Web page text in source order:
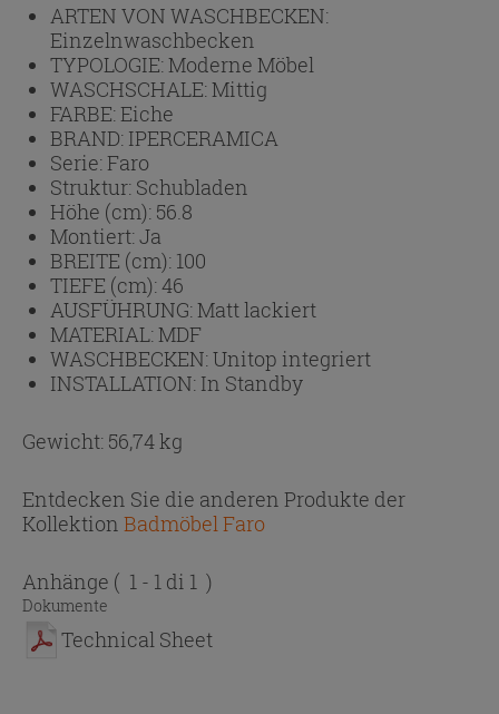
ARTEN VON WASCHBECKEN:
Einzelnwaschbecken
TYPOLOGIE:Moderne Möbel
WASCHSCHALE:Mittig
FARBE:Eiche
BRAND: IPERCERAMICA
Serie:Faro
Struktur: Schubladen
Höhe (cm): 56.8
Montiert:Ja
BREITE (cm): 100
TIEFE (cm):46
AUSFÜHRUNG:Matt lackiert
MATERIAL:MDF
WASCHBECKEN:Unitop integriert
INSTALLATION: In Standby
Gewicht: 56,74 kg
Entdecken Sie die anderen Produkte der
Kollektion Badmöbel Faro
Anhänge ( 1 - 1 di 1 )
Dokumente
Technical Sheet